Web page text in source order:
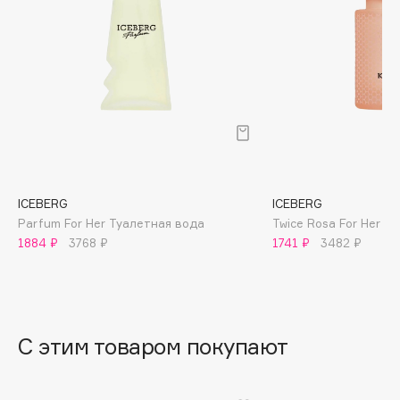
Balmain Hair Couture
ЭКСКЛЮЗИВ
Beauty Bomb
Beauty Pati
Beautyblades
Biodance
ICEBERG
Parfum For Her Туалетная вода
1884 ₽
3768 ₽
ICEBERG
Twice Rosa For Her
1741 ₽
3482 ₽
С этим товаром покупают